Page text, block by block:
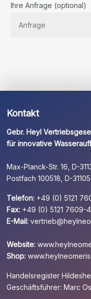
Sie
Ihre Anfrage (optional)
Kontakt
Gebr. Heyl
für innovative
Max-Planck-Str. 16, D-
Postfach 100518, D-
Telefon: +49 (0) 5121
Fax: +49 (0) 5121 7609-
E-Mail:
Website:
Shop:
Handelsregister
Geschäftsführer: Marc